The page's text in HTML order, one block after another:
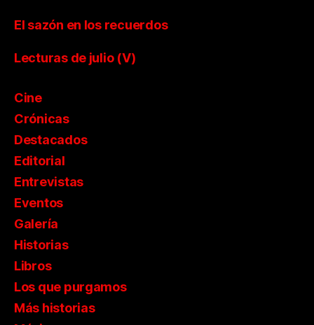
El sazón en los recuerdos
Lecturas de julio (V)
Cine
Crónicas
Destacados
Editorial
Entrevistas
Eventos
Galería
Historias
Libros
Los que purgamos
Más historias